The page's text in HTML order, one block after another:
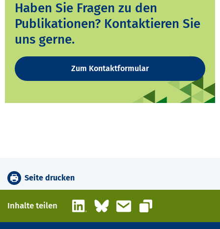
Haben Sie Fragen zu den
Publikationen? Kontaktieren Sie
uns gerne.
Zum Kontaktformular
Seite drucken
Inhalte teilen LinkedInBlueskyE-Mail
Link kopieren